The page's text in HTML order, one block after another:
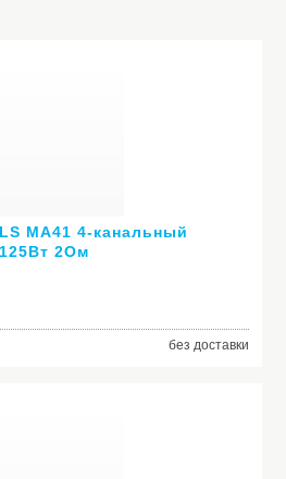
MA41 4-канальный
2Ом
без доставки